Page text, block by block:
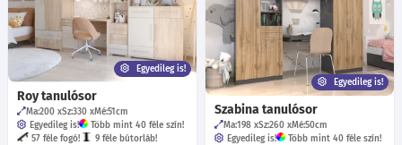
Egyedileg is!
Roy tanulósor
Ma:200 Sz:330 Mé:51cm
Egyedileg is!
Több mint 40 féle szín!
57 féle fogó!
9 féle bútorláb!
Egyedileg is!
Szabina tanulósor
Ma:198 Sz:260 Mé:50cm
Egyedileg is!
Több mint 40 féle szín!